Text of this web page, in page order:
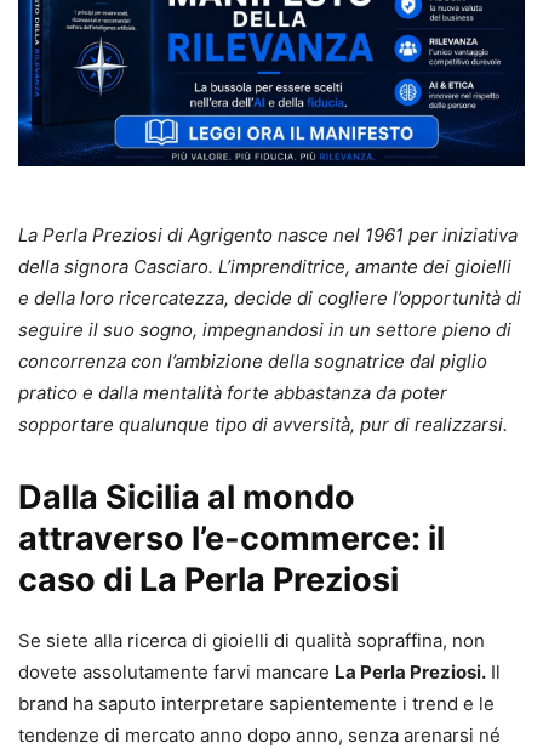
La Perla Preziosi di Agrigento nasce nel 1961 per iniziativa
della signora Casciaro. L’imprenditrice, amante dei gioielli
e della loro ricercatezza, decide di cogliere l’opportunità di
seguire il suo sogno, impegnandosi in un settore pieno di
concorrenza con l’ambizione della sognatrice dal piglio
pratico e dalla mentalità forte abbastanza da poter
sopportare qualunque tipo di avversità, pur di realizzarsi.
Dalla Sicilia al mondo
attraverso l’e-commerce: il
caso di La Perla Preziosi
Se siete alla ricerca di gioielli di qualità sopraffina, non
dovete assolutamente farvi mancare La Perla Preziosi. Il
brand ha saputo interpretare sapientemente i trend e le
tendenze di mercato anno dopo anno, senza arenarsi né